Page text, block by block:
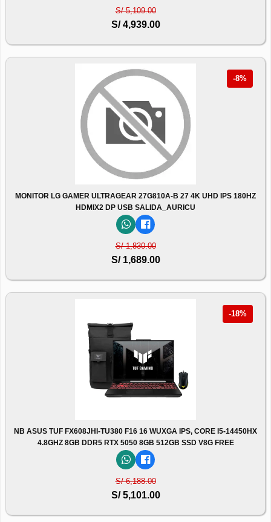
S/ 5,109.00
S/ 4,939.00
-8%
MONITOR LG GAMER ULTRAGEAR 27G810A-B 27 4K UHD IPS 180HZ
HDMIX2 DP USB SALIDA_AURICU
S/ 1,830.00
S/ 1,689.00
-18%
NB ASUS TUF FX608JHI-TU380 F16 16 WUXGA IPS, CORE I5-14450HX
4.8GHZ 8GB DDR5 RTX 5050 8GB 512GB SSD V8G FREE
S/ 6,188.00
S/ 5,101.00